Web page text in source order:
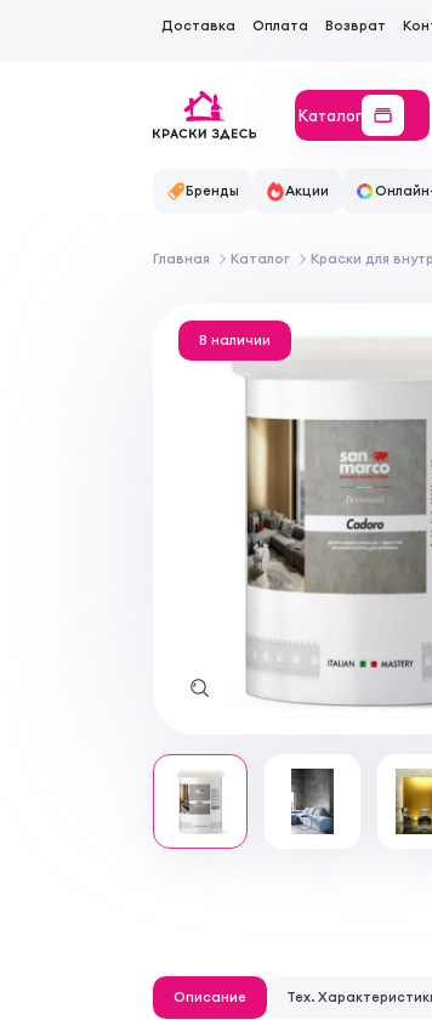
Доставка Оплата Возврат
Каталог
Бренды Акции
Главная Каталог Краски для
В наличии
Описание Тех.